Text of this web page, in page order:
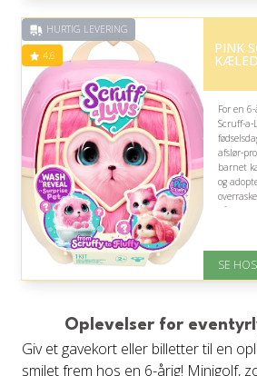
på 4.6
HURTIG LEVERING
4.6 PINK
For en
Scruff-a-
afslør-
barnet
og
på, at
På
på 4.6
SE
Oplevelser for
Giv et gavekort eller billetter til en
smilet frem hos en 6-årig! Minigolf,